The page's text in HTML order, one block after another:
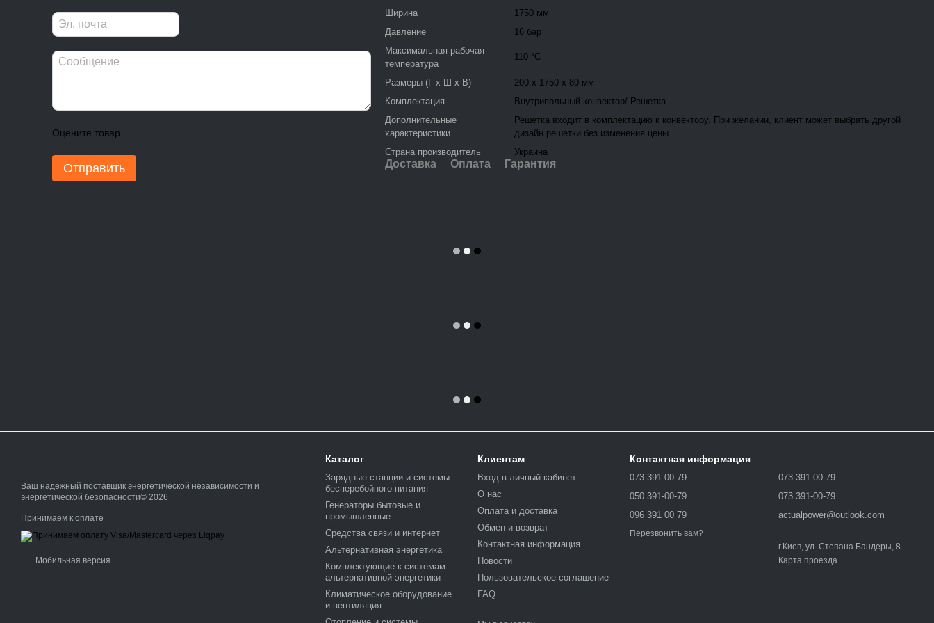
Оцените товар
Отправить
Ширина
1750 мм
Давление
16 бар
Максимальная рабочая
температура
110 °C
Размеры (Г x Ш x В)
200 x 1750 x 80 мм
Комплектация
Внутрипольный конвектор/ Решетка
Дополнительные
характеристики
Решетка входит в комплектацию к конвектору. При желании, клиент может выбрать другой
дизайн решетки без изменения цены
Страна производитель
Украина
Доставка Оплата Гарантия
Ваш надежный поставщик энергетической независимости и
энергетической безопасности© 2026
Принимаем к оплате
Мобильная версия
Каталог
Зарядные станции и системы
бесперебойного питания
Генераторы бытовые и
промышленные
Средства связи и интернет
Альтернативная энергетика
Комплектующие к системам
альтернативной энергетики
Климатическое оборудование
и вентиляция
Клиентам
Вход в личный кабинет
О нас
Оплата и доставка
Обмен и возврат
Контактная информация
Новости
Пользовательское соглашение
FAQ
Контактная информация
073 391 00 79
050 391-00-79
096 391 00 79
Перезвонить вам?
073 391-00-79
073 391-00-79
actualpower@outlook.com
г.Киев, ул. Степана Бандеры, 8
Карта проезда